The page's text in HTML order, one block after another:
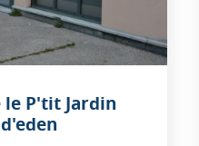
le P'tit Jardin
d'eden